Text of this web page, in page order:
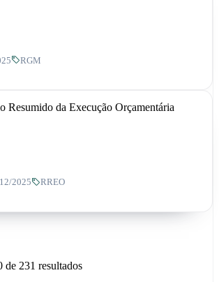
RGM
Resumido da Execução Orçamentária
2025 RREO
de 231 resultados